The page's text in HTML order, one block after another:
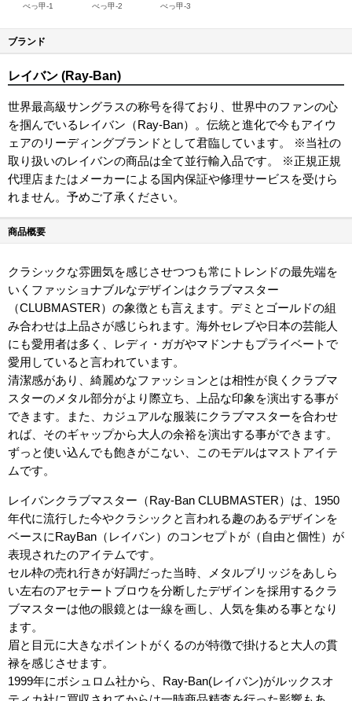
べっ甲-1 べっ甲-2 べっ甲-3
ブランド
レイバン (Ray-Ban)
世界最高級サングラスの称号を得ており、世界中のファンの心
を掴んでいるレイバン（Ray-Ban）。伝統と進化で今もアイウ
ェアのリーディングブランドとして君臨しています。 ※当社の
取り扱いのレイバンの商品は全て並行輸入品です。 ※正規正規
代理店またはメーカーによる国内保証や修理サービスを受けら
れません。予めご了承ください。
商品概要
クラシックな雰囲気を感じさせつつも常にトレンドの最先端を
いくファッショナブルなデザインはクラブマスター
（CLUBMASTER）の象徴とも言えます。デミとゴールドの組
み合わせは上品さが感じられます。海外セレブや日本の芸能人
にも愛用者は多く、レディ・ガガやマドンナもプライベートで
愛用していると言われています。
清潔感があり、綺麗めなファッションとは相性が良くクラブマ
スターのメタル部分がより際立ち、上品な印象を演出する事が
できます。また、カジュアルな服装にクラブマスターを合わせ
れば、そのギャップから大人の余裕を演出する事ができます。
ずっと使い込んでも飽きがこない、このモデルはマストアイテ
ムです。
レイバンクラブマスター（Ray-Ban CLUBMASTER）は、1950
年代に流行した今やクラシックと言われる趣のあるデザインを
ベースにRayBan（レイバン）のコンセプトが（自由と個性）が
表現されたのアイテムです。
セル枠の売れ行きが好調だった当時、メタルブリッジをあしら
い左右のアセテートブロウを分断したデザインを採用するクラ
ブマスターは他の眼鏡とは一線を画し、人気を集める事となり
ます。
眉と目元に大きなポイントがくるのが特徴で掛けると大人の貫
禄を感じさせます。
1999年にボシュロム社から、Ray-Ban(レイバン)がルックスオ